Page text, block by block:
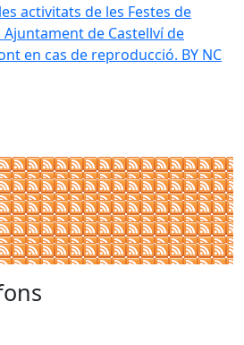
activitats de les Festes de
de Castellví de
en cas de reproducció. BY NC